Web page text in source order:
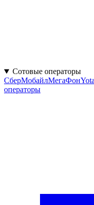
Сотовые операторы
СберМобайлМегаФонYota
операторы